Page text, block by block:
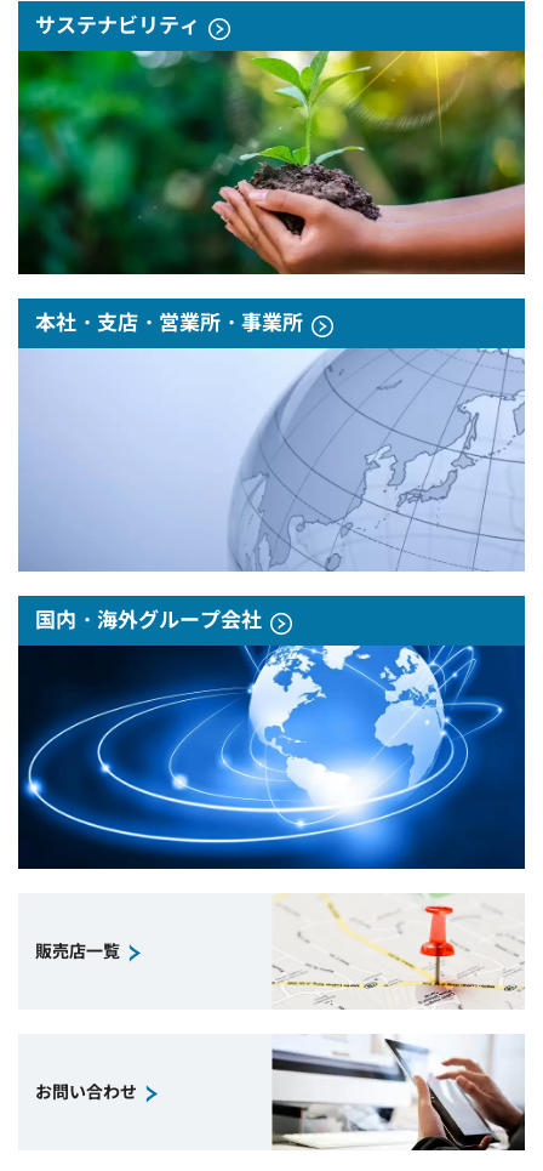
サステナビリティ
本社・支店・営業所・事業所
国内・海外グループ会社
販売店一覧
お問い合わせ